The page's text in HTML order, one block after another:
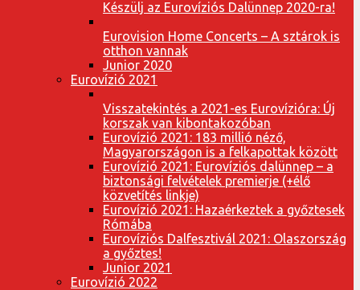
Készülj az Eurovíziós Dalünnep 2020-ra!
Eurovision Home Concerts – A sztárok is
otthon vannak
Junior 2020
Eurovízió 2021
Visszatekintés a 2021-es Eurovízióra: Új
korszak van kibontakozóban
Eurovízió 2021: 183 millió néző,
Magyarországon is a felkapottak között
Eurovízió 2021: Eurovíziós dalünnep – a
biztonsági felvételek premierje (+élő
közvetítés linkje)
Eurovízió 2021: Hazaérkeztek a győztesek
Rómába
Eurovíziós Dalfesztivál 2021: Olaszország
a győztes!
Junior 2021
Eurovízió 2022